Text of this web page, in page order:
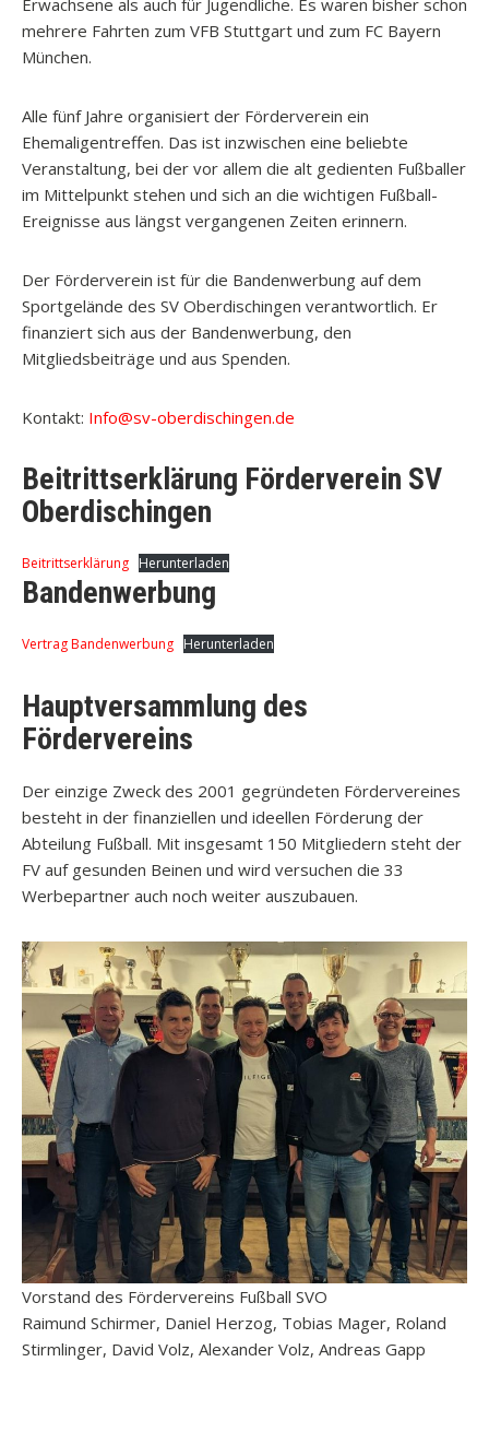
Erwachsene als auch für Jugendliche. Es waren bisher schon
mehrere Fahrten zum VFB Stuttgart und zum FC Bayern
München.
Alle fünf Jahre organisiert der Förderverein ein
Ehemaligentreffen. Das ist inzwischen eine beliebte
Veranstaltung, bei der vor allem die alt gedienten Fußballer
im Mittelpunkt stehen und sich an die wichtigen Fußball-
Ereignisse aus längst vergangenen Zeiten erinnern.
Der Förderverein ist für die Bandenwerbung auf dem
Sportgelände des SV Oberdischingen verantwortlich. Er
finanziert sich aus der Bandenwerbung, den
Mitgliedsbeiträge und aus Spenden.
Kontakt: Info@sv-oberdischingen.de
Beitrittserklärung Förderverein SV
Oberdischingen
Beitrittserklärung Herunterladen
Bandenwerbung
Vertrag Bandenwerbung Herunterladen
Hauptversammlung des
Fördervereins
Der einzige Zweck des 2001 gegründeten Fördervereines
besteht in der finanziellen und ideellen Förderung der
Abteilung Fußball. Mit insgesamt 150 Mitgliedern steht der
FV auf gesunden Beinen und wird versuchen die 33
Werbepartner auch noch weiter auszubauen.
Vorstand des Fördervereins Fußball SVO
Raimund Schirmer, Daniel Herzog, Tobias Mager, Roland
Stirmlinger, David Volz, Alexander Volz, Andreas Gapp